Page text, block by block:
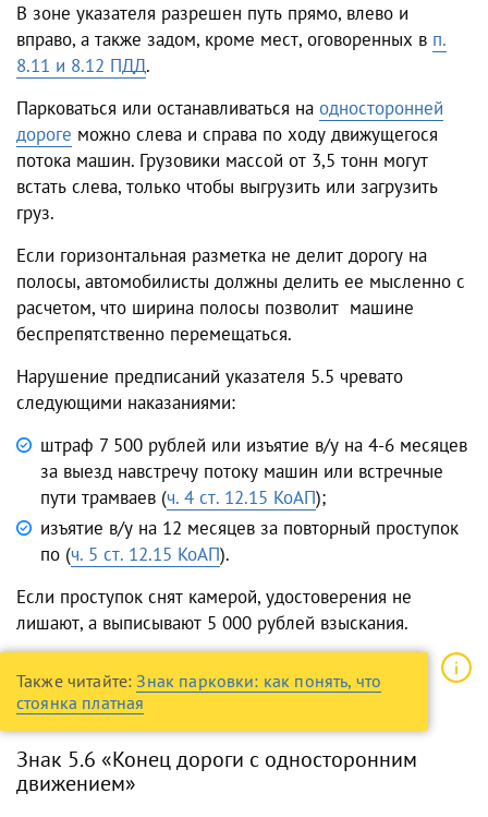
В зоне указателя разрешен путь прямо, влево и
вправо, а также задом, кроме мест, оговоренных в п.
8.11 и 8.12 ПДД.
Парковаться или останавливаться на односторонней
дороге можно слева и справа по ходу движущегося
потока машин. Грузовики массой от 3,5 тонн могут
встать слева, только чтобы выгрузить или загрузить
груз.
Если горизонтальная разметка не делит дорогу на
полосы, автомобилисты должны делить ее мысленно с
расчетом, что ширина полосы позволит машине
беспрепятственно перемещаться.
Нарушение предписаний указателя 5.5 чревато
следующими наказаниями:
штраф 7 500 рублей или изъятие в/у на 4-6 месяцев
за выезд навстречу потоку машин или встречные
пути трамваев (ч. 4 ст. 12.15 КоАП);
изъятие в/у на 12 месяцев за повторный проступок
по (ч. 5 ст. 12.15 КоАП).
Если проступок снят камерой, удостоверения не
лишают, а выписывают 5 000 рублей взыскания.
Также читайте:Знак парковки: как понять, что
стоянка платная
Знак 5.6 «Конец дороги с односторонним
движением»